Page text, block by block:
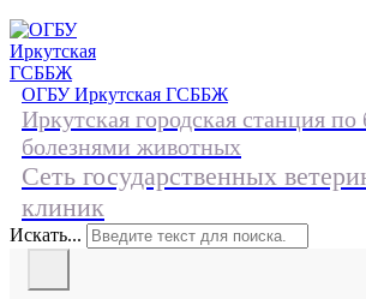
ОГБУИркутская ГСББЖ
Иркутская городская станция по
болезнями животных
Сеть государственных
клиник
Искать...